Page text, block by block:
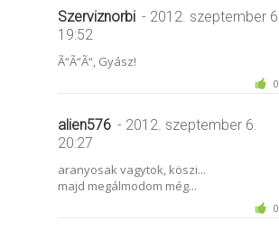
Szerviznorbi - 2012. szeptember 6.
19:52
Ã“Ã“Ã“, Gyász!
0
alien576 - 2012. szeptember 6.
20:27
aranyosak vagytok, köszi...
majd megálmodom még...
0